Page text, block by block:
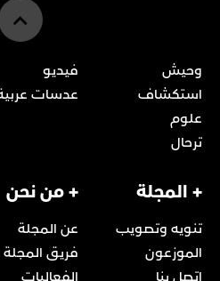
وحيش
استكشاف
علوم
ترحال
فيديو
عدسات
+ المجلة
تنويه وتصويب
الموزعون
اتصل بنا
+ من نحن
عن المجلة
فريق المجلة
الفعاليات